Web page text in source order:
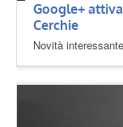
Google+
Cerchie
Novità